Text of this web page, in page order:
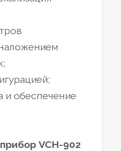
и обеспечение
VCH-902